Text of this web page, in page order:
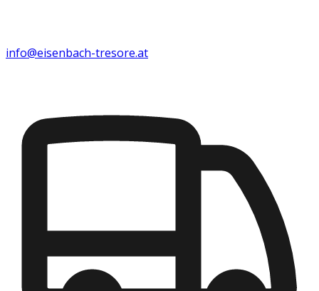
info@eisenbach-tresore.at